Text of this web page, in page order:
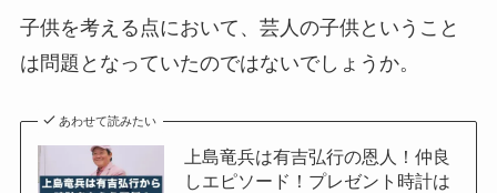
子供を考える点において、芸人の子供ということ
は問題となっていたのではないでしょうか。
あわせて読みたい
上島竜兵は有吉弘行の恩人！仲良
しエピソード！プレゼント時計は